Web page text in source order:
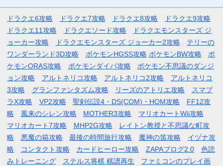
ドラクエ6攻略 ドラクエ7攻略 ドラクエ8攻略
ドラクエ9攻略
ドラクエ11攻略
ドラクエソード攻略
ドラクエモンスターズ ジ
ョーカー攻略
ドラクエモンスターズ ジョーカー2攻略
テリーの
ワンダーランド3D攻略
ポケモンHGSS攻略 ポケモンBW攻略
ポ
ケモンORAS攻略
ポケモンダイパ攻略
ポケモン不思議のダンジ
ョン攻略
アルトネリコ攻略 アルトネリコ2攻略
アルトネリコ
3攻略
グランファンタズム攻略 リーズのアトリエ攻略
スマブ
ラX攻略
VP2攻略 聖剣伝説4・DS(COM)・HOM攻略
FF12攻
略
風来のシレン攻略 MOTHER3攻略
マリオカートWii攻略
マリオカート7攻略
MHP2G攻略
レイトン教授と不思議な町攻
略
悪魔の箱攻略 最後の時間旅行攻略 魔神の笛攻略
イヅナ攻
略
コンタクト攻略 カードヒーロー攻略 ZAPAブログ2.0
色読
みトレーニング
ステルス将棋 棋譜再生 ファミコンのプレイ画